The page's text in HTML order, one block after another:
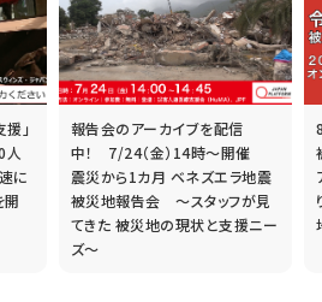
」
人
に
開
報告会のアーカイブを配信
中！ 7/24（金）14時～開催
震災から1カ月 ベネズエラ地震
被災地報告会 ～スタッフが見
てきた 被災地の現状と支援ニー
ズ～